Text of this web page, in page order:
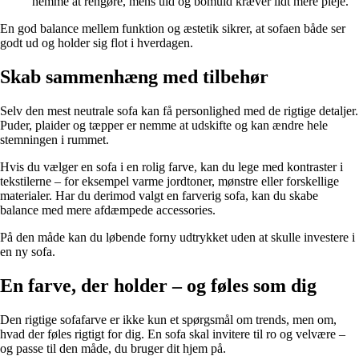
En god balance mellem funktion og æstetik sikrer, at sofaen både ser
godt ud og holder sig flot i hverdagen.
Skab sammenhæng med tilbehør
Selv den mest neutrale sofa kan få personlighed med de rigtige detaljer.
Puder, plaider og tæpper er nemme at udskifte og kan ændre hele
stemningen i rummet.
Hvis du vælger en sofa i en rolig farve, kan du lege med kontraster i
tekstilerne – for eksempel varme jordtoner, mønstre eller forskellige
materialer. Har du derimod valgt en farverig sofa, kan du skabe
balance med mere afdæmpede accessories.
På den måde kan du løbende forny udtrykket uden at skulle investere i
en ny sofa.
En farve, der holder – og føles som dig
Den rigtige sofafarve er ikke kun et spørgsmål om trends, men om,
hvad der føles rigtigt for dig. En sofa skal invitere til ro og velvære –
og passe til den måde, du bruger dit hjem på.